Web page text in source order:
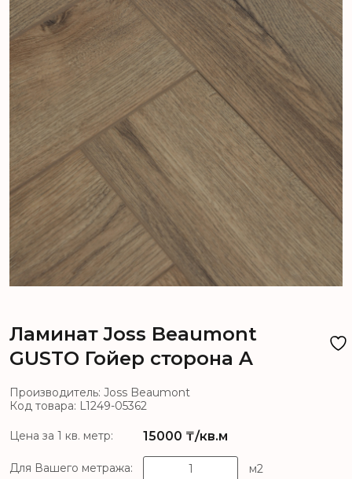
Ламинат Joss Beaumont
GUSTO Гойер сторона A
Производитель: Joss Beaumont
Код товара: L1249-05362
Цена за 1 кв. метр: 15000 ₸/кв.м
Для Вашего метража: м2